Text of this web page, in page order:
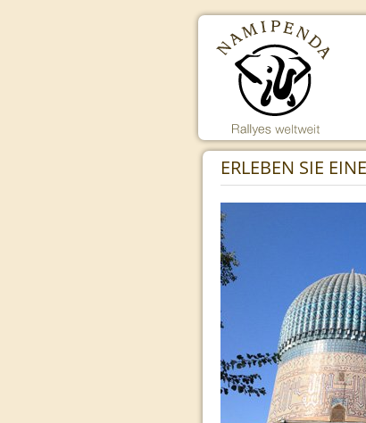
ERLEBEN SIE